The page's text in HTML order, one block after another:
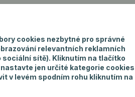
292 460
Hledat
cookies nezbytné pro správné
relevantních reklamních
sociální sítě). Kliknutím na tlačítko
jen určité kategorie cookies
v levém spodním rohu kliknutím na